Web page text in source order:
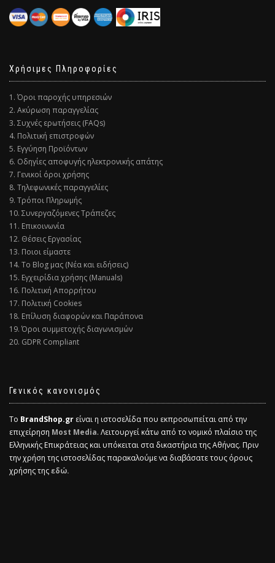
Χρήσιμες Πληροφορίες
1. Όροι παροχής υπηρεσιών
2. Ακύρωση παραγγελίας
3. Συχνές ερωτήσεις (FAQs)
4. Πολιτική επιστροφών
5. Εγγύηση Προϊόντων
6. Οδηγίες αποφυγής ηλεκτρονικής απάτης
7. Γενικοί όροι χρήσης
8. Τηλεφωνικές παραγγελίες
9. Τρόποι Πληρωμής
10. Συνεργαζόμενες Τράπεζες
11. Επικοινωνία
12. Θέσεις Εργασίας
13. Ποιοι είμαστε
14. Το Blog μας (Νέα και ειδήσεις)
15. Εγχειρίδια χρήσης (Manuals)
16. Πολιτική Απορρήτου
17. Πολιτική Cookies
18. Επίλυση διαφορών και Παράπονα
19. Όροι συμμετοχής διαγωνισμών
20. GDPR Compliant
Γενικός κανονισμός
Το BrandShop.gr είναι η ιστοσελίδα που εκπροσωπείται από την
επιχείρηση Most Media. Λειτουργεί κάτω από το νομικό πλαίσιο της
Ελληνικής Επικράτειας και υπόκειται στα δικαστήρια της Αθήνας. Πριν
την χρήση της ιστοσελίδας παρακαλούμε να διαβάσατε τους όρους
χρήσης τηςεδώ.